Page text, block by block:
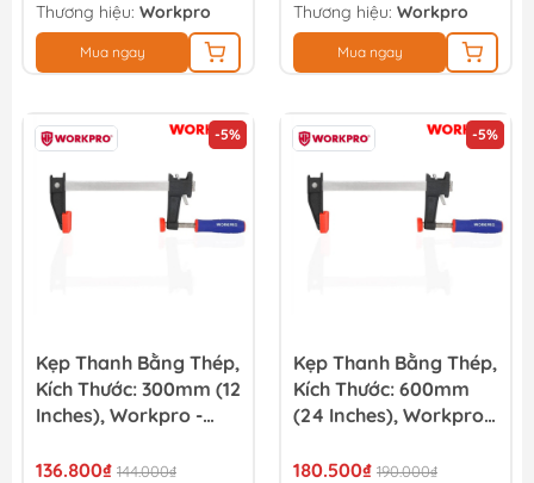
Thương hiệu: Workpro
Mua ngay
Thương hiệu: Workpro
Mua ngay
-5%
Kẹp Thanh Bằng Thép,
Kích Thước: 300mm (12
Inches), Workpro -
136.800₫ 144.000₫
-5%
Kẹp Thanh Bằng Thép,
Kích Thước: 600mm
(24 Inches), Workpro -
180.500₫ 190.000₫